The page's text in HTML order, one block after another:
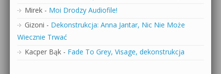
Mirek - Moi Drodzy Audiofile!
Gizoni - Dekonstrukcja: Anna Jantar, Nic Nie Może
Wiecznie Trwać
Kacper Bąk - Fade To Grey, Visage, dekonstrukcja